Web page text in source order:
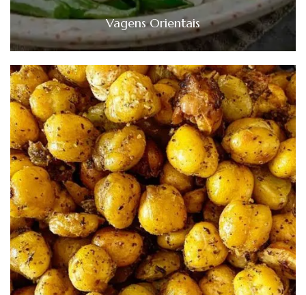
Vagens Orientais